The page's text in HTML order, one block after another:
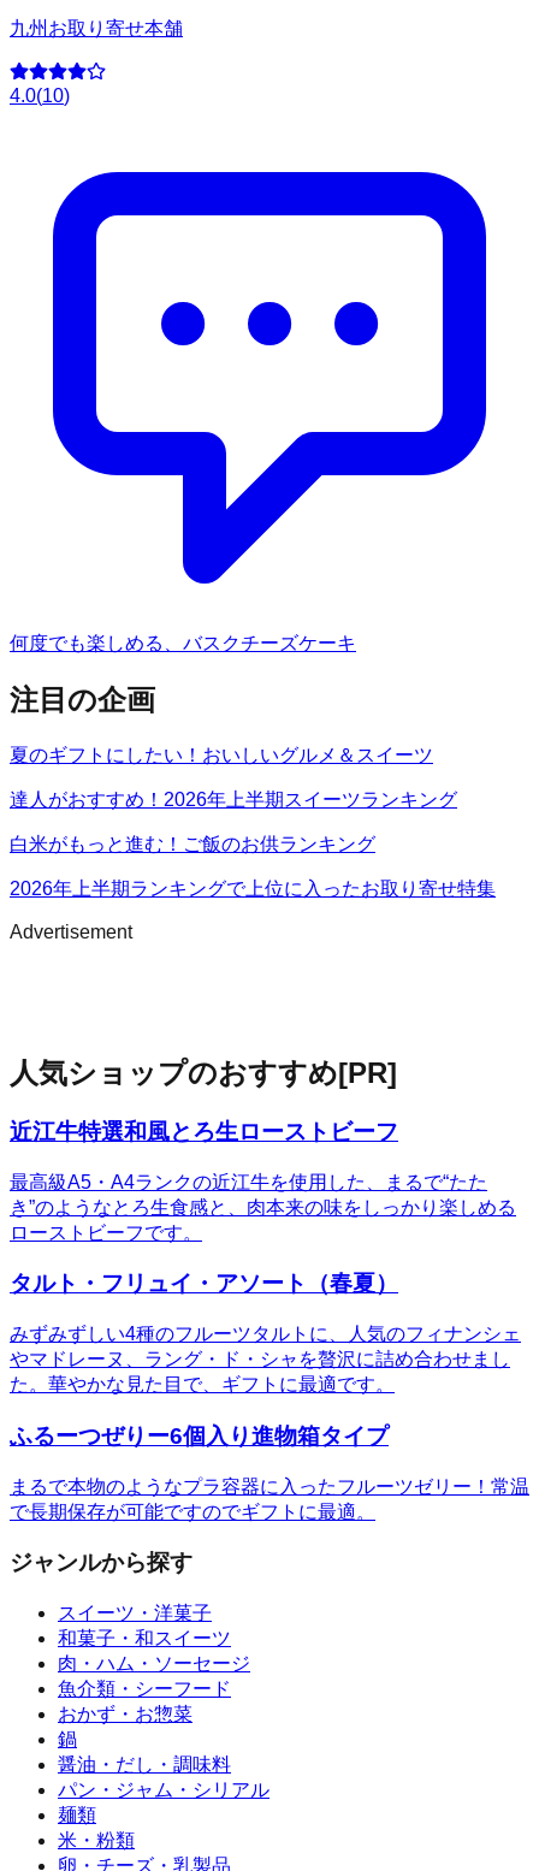
九州お取り寄せ本舗
4.0(10)
何度でも楽しめる、バスクチーズケーキ
注目の企画
夏のギフトにしたい！おいしいグルメ＆スイーツ
達人がおすすめ！2026年上半期スイーツランキング
白米がもっと進む！ご飯のお供ランキング
2026年上半期ランキングで上位に入ったお取り寄せ特集
Advertisement
人気ショップのおすすめ[PR]
近江牛特選和風とろ生ローストビーフ
最高級A5・A4ランクの近江牛を使用した、まるで“たた
き”のようなとろ生食感と、肉本来の味をしっかり楽しめる
ローストビーフです。
タルト・フリュイ・アソート（春夏）
みずみずしい4種のフルーツタルトに、人気のフィナンシェ
やマドレーヌ、ラング・ド・シャを贅沢に詰め合わせまし
た。華やかな見た目で、ギフトに最適です。
ふるーつぜりー6個入り進物箱タイプ
まるで本物のようなプラ容器に入ったフルーツゼリー！常温
で長期保存が可能ですのでギフトに最適。
ジャンルから探す
スイーツ・洋菓子
和菓子・和スイーツ
肉・ハム・ソーセージ
魚介類・シーフード
おかず・お惣菜
鍋
醤油・だし・調味料
パン・ジャム・シリアル
麺類
米・粉類
卵・チーズ・乳製品